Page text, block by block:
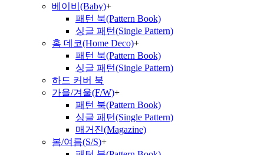
베이비(Baby)+
패턴 북(Pattern Book)
싱글 패턴(Single Pattern)
홈 데코(Home Deco)+
패턴 북(Pattern Book)
싱글 패턴(Single Pattern)
하드 커버 북
가을/겨울(F/W)+
패턴 북(Pattern Book)
싱글 패턴(Single Pattern)
매거진(Magazine)
봄/여름(S/S)+